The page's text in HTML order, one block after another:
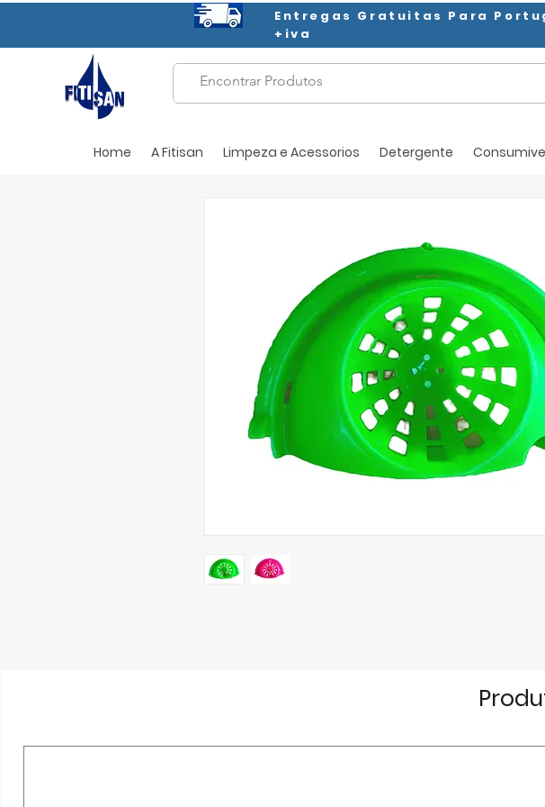
Entregas Gratuitas Para
+iva
Home A Fitisan Limpeza e Acessorios Detergente